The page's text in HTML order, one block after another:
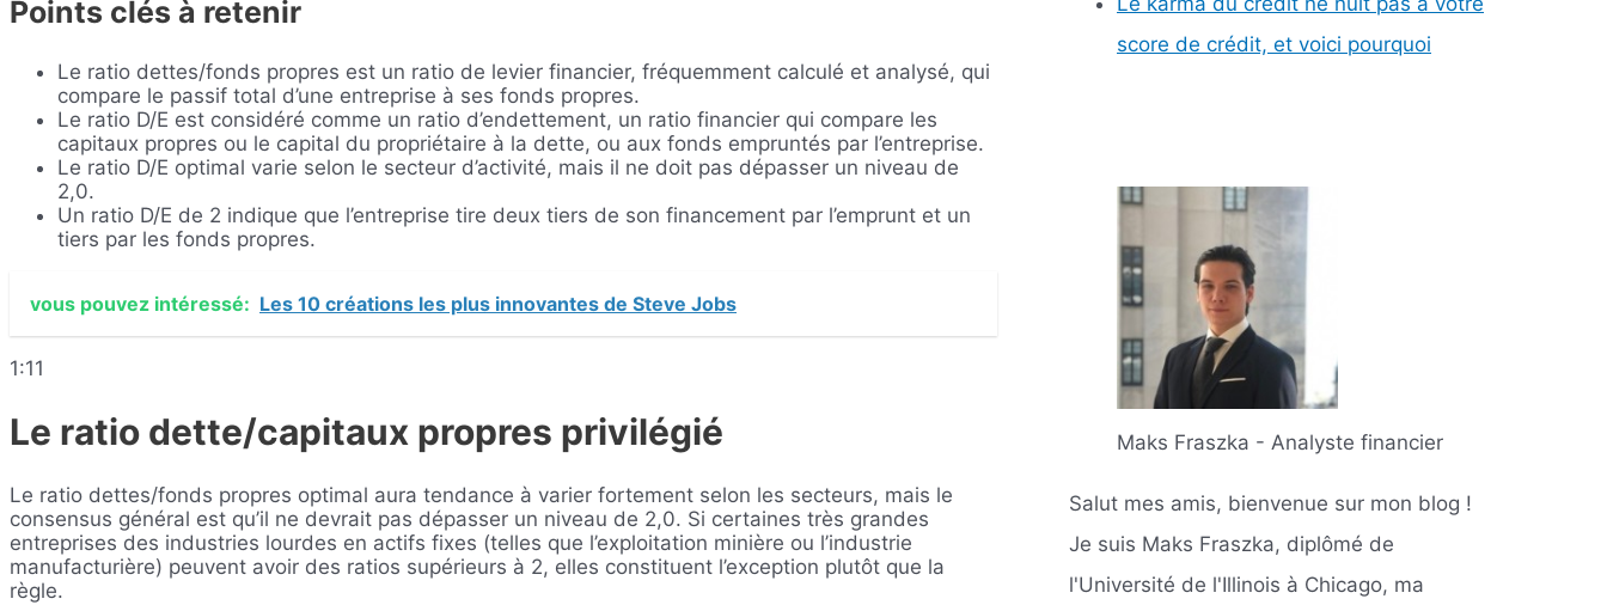
Points clés à retenir
Le ratio dettes/fonds propres est un ratio de levier financier, fréquemment calculé et analysé, qui
compare le passif total d’une entreprise à ses fonds propres.
Le ratio D/E est considéré comme un ratio d’endettement, un ratio financier qui compare les
capitaux propres ou le capital du propriétaire à la dette, ou aux fonds empruntés par l’entreprise.
Le ratio D/E optimal varie selon le secteur d’activité, mais il ne doit pas dépasser un niveau de
2,0.
Un ratio D/E de 2 indique que l’entreprise tire deux tiers de son financement par l’emprunt et un
tiers par les fonds propres.
vous pouvez intéressé: Les 10 créations les plus innovantes de Steve Jobs
1:11
Le ratio dette/capitaux propres privilégié
Le ratio dettes/fonds propres optimal aura tendance à varier fortement selon les secteurs, mais le
consensus général est qu’il ne devrait pas dépasser un niveau de 2,0. Si certaines très grandes
entreprises des industries lourdes en actifs fixes (telles que l’exploitation minière ou l’industrie
manufacturière) peuvent avoir des ratios supérieurs à 2, elles constituent l’exception plutôt que la
règle.
score de crédit, et voici pourquoi
Maks Fraszka - Analyste financier
Salut mes amis, bienvenue sur mon blog !
Je suis Maks Fraszka, diplômé de
l'Université de l'Illinois à Chicago, ma